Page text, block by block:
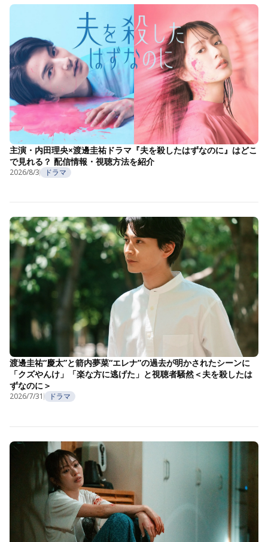
主演・内田理央×渡邊圭祐ドラマ『夫を殺したはずなのに』はどこ
で見れる？ 配信情報・視聴方法を紹介
2026/8/3 ドラマ
渡邊圭祐“慶太”と箭内夢菜“エレナ”の過去が明かされたシーンに
「クズやんけ」「楽な方に逃げた」と視聴者騒然＜夫を殺したは
ずなのに＞
2026/7/31 ドラマ